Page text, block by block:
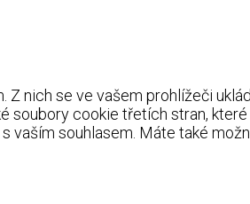
nich se ve vašem prohlížeči
cookie třetích stran,
souhlasem. Máte také